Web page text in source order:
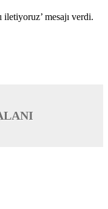
iletiyoruz’ mesajı verdi.